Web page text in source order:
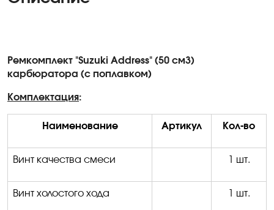
Ремкомплект "Suzuki Address" (50 см3)
карбюратора (с поплавком)
Комплектация:
Наименование Артикул Кол-во
Винт качества смеси 1 шт.
Винт холостого хода 1 шт.